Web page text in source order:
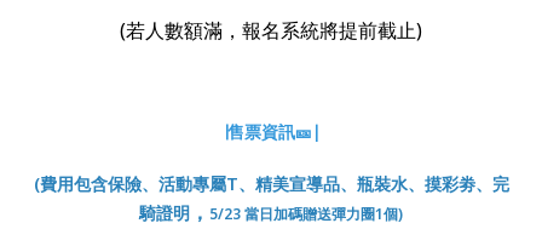
(若人數額滿，報名系統將提前截止)
∣售票資訊🎫∣
(費用包含保險、活動專屬T、精美宣導品、瓶裝水、摸彩劵、完
騎證明 ， 5/23 當日加碼贈送彈力圈1個)